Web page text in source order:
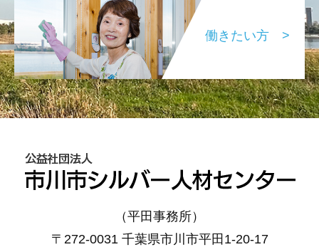
働きたい方 >
（平田事務所）
〒272-0031 千葉県市川市平田1-20-17